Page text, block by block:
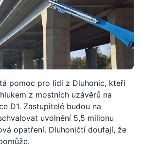
pomoc pro lidi z Dluhonic, kteří
z mostních uzávěrů na
D1. Zastupitelé budou na
uvolnění 5,5 milionu
opatření. Dluhoničtí doufají, že